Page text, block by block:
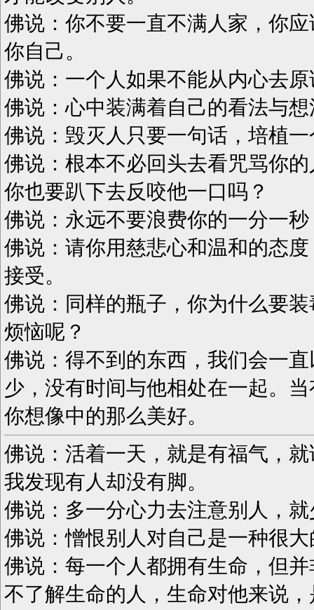
佛说：你不要一直不满人家，你
你自己。
佛说：一个人如果不能从内心去
佛说：心中装满着自己的看法与
佛说：毁灭人只要一句话，培植
佛说：根本不必回头去看咒骂你
你也要趴下去反咬他一口吗？
佛说：永远不要浪费你的一分一
佛说：请你用慈悲心和温和的态
接受。
佛说：同样的瓶子，你为什么要
烦恼呢？
佛说：得不到的东西，我们会一
少，没有时间与他相处在一起。
你想像中的那么美好。
佛说：活着一天，就是有福气，
我发现有人却没有脚。
佛说：多一分心力去注意别人，
佛说：憎恨别人对自己是一种很
佛说：每一个人都拥有生命，但
不了解生命的人，生命对他来说